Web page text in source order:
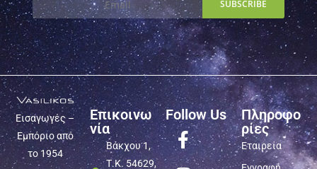
Εισαγωγές –
Εμπόριο από
το 1954
Επικοινω
νία
Βάκχου 1,
Τ.Κ. 54629,
Follow Us
Πληροφο
ρίες
Εταιρεία